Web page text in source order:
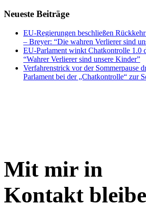
Neueste Beiträge
EU-Regierungen beschließen
– Breyer: “Die wahren Verlierer sind
EU-Parlament winkt Chatkontrolle 1.0
“Wahrer Verlierer sind unsere Kinder”
Verfahrenstrick vor der Sommerpause
Parlament bei der „Chatkontrolle“ zur
Mit mir in
Kontakt